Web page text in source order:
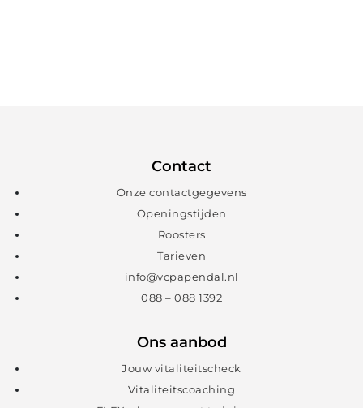
Contact
Onze contactgegevens
Openingstijden
Roosters
Tarieven
info@vcpapendal.nl
088 – 088 1392
Ons aanbod
Jouw vitaliteitscheck
Vitaliteitscoaching